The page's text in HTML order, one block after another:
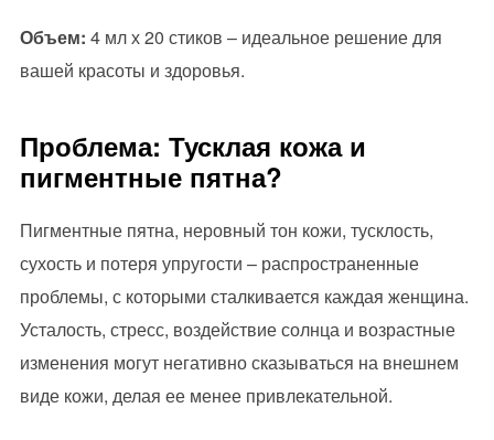
Объем: 4 мл х 20 стиков – идеальное решение для
вашей красоты и здоровья.
Проблема: Тусклая кожа и
пигментные пятна?
Пигментные пятна, неровный тон кожи, тусклость,
сухость и потеря упругости – распространенные
проблемы, с которыми сталкивается каждая женщина.
Усталость, стресс, воздействие солнца и возрастные
изменения могут негативно сказываться на внешнем
виде кожи, делая ее менее привлекательной.